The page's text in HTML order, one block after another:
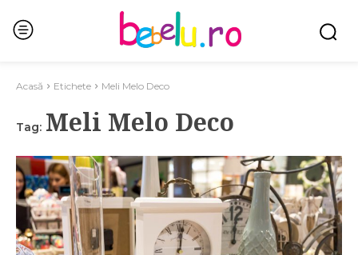
Acasă Etichete Meli Melo Deco
Tag: Meli Melo Deco